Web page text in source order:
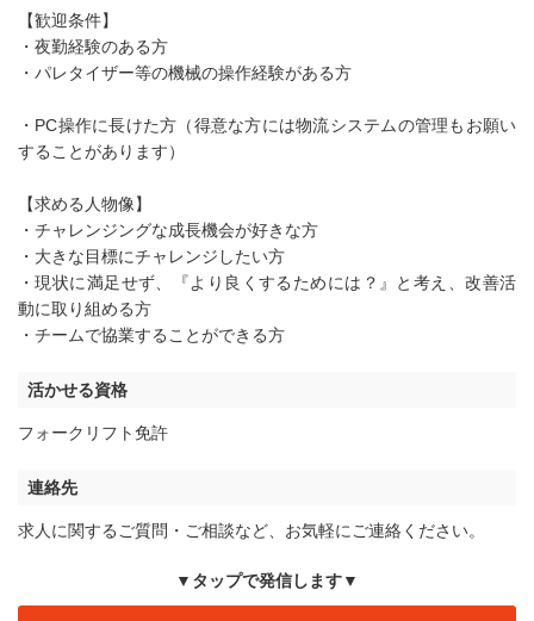
【歓迎条件】
・夜勤経験のある方
・パレタイザー等の機械の操作経験がある方
・PC操作に長けた方（得意な方には物流システムの管理もお願い
することがあります）
【求める人物像】
・チャレンジングな成長機会が好きな方
・大きな目標にチャレンジしたい方
・現状に満足せず、『より良くするためには？』と考え、改善活
動に取り組める方
・チームで協業することができる方
活かせる資格
フォークリフト免許
連絡先
求人に関するご質問・ご相談など、お気軽にご連絡ください。
▼タップで発信します▼